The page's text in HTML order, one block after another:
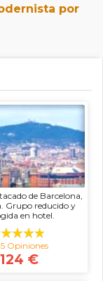
por
de Barcelona,
Grupo reducido y
en hotel.
Opiniones
124 €